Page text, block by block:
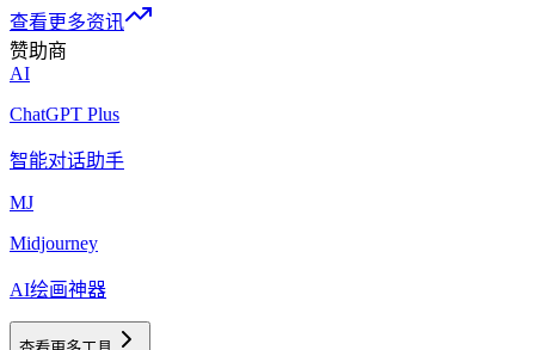
查看更多资讯
赞助商
AI
ChatGPT Plus
智能对话助手
MJ
Midjourney
AI绘画神器